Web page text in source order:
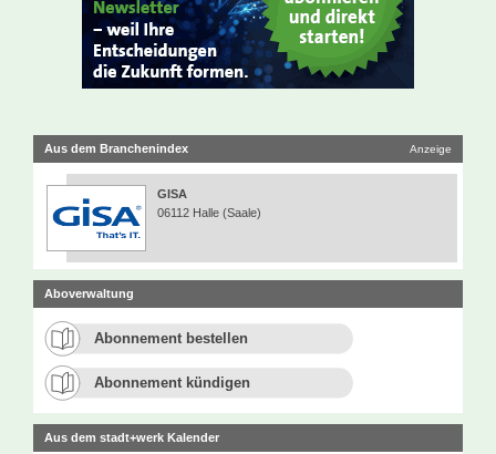
Aus dem Branchenindex Anzeige
GISA
06112 Halle (Saale)
Aboverwaltung
Abonnement bestellen
Abonnement kündigen
Aus dem stadt+werk Kalender